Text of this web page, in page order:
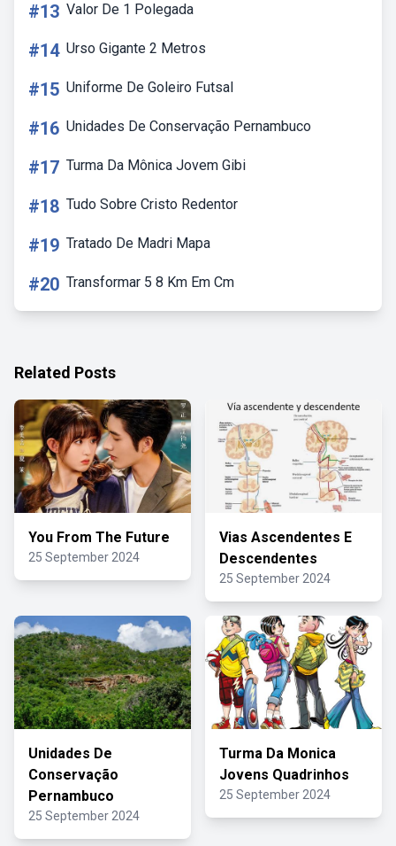
#13 Valor De 1 Polegada
#14 Urso Gigante 2 Metros
#15 Uniforme De Goleiro Futsal
#16 Unidades De Conservação Pernambuco
#17 Turma Da Mônica Jovem Gibi
#18 Tudo Sobre Cristo Redentor
#19 Tratado De Madri Mapa
#20 Transformar 5 8 Km Em Cm
Related Posts
You From The Future
25 September 2024
Vias Ascendentes E
Descendentes
25 September 2024
Unidades De
Conservação
Pernambuco
25 September 2024
Turma Da Monica
Jovens Quadrinhos
25 September 2024